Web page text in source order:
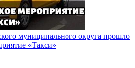
муниципального округа прошло
«Такси»